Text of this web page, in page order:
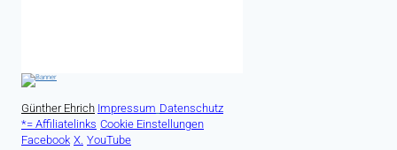
Günther Ehrich Impressum Datenschutz
*= Affiliatelinks Cookie Einstellungen
Facebook X. YouTube